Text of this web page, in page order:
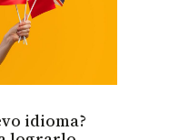
idioma?